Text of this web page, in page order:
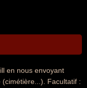
en nous envoyant
Facultatif :